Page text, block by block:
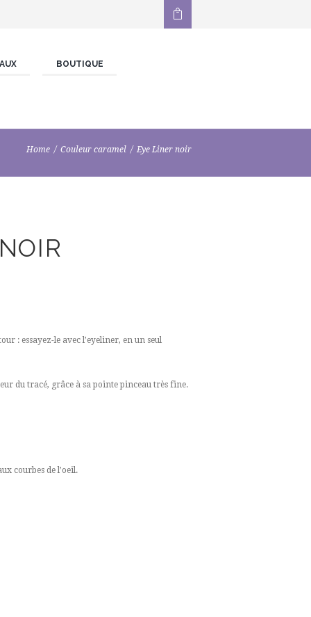
BOUTIQUE
Home Couleur caramel Eye Liner noir
: essayez-le avec l’eyeliner, en un seul
du tracé, grâce à sa pointe pinceau très fine.
courbes de l’oeil.